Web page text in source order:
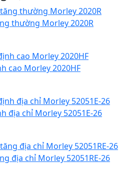
thường Morley 2020R
cao Morley 2020HF
địa chỉ Morley 52051E-26
địa chỉ Morley 52051RE-26